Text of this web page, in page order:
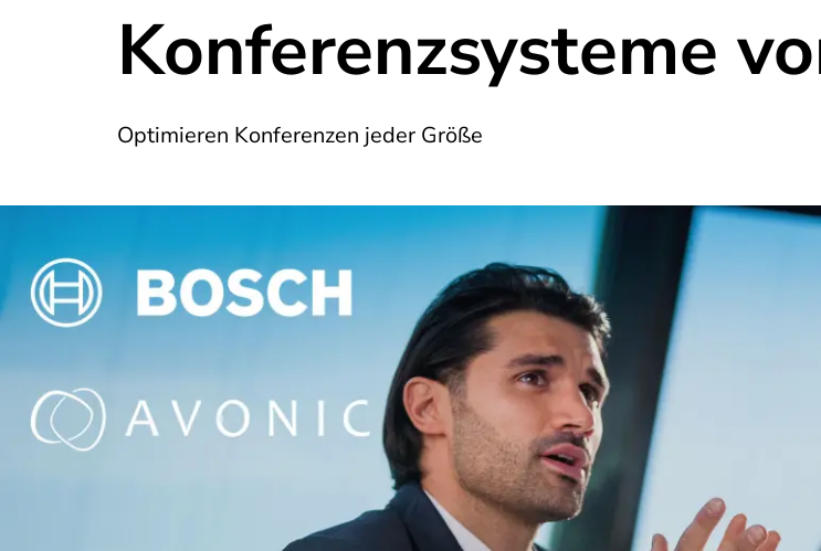
Konferenzsysteme
Optimieren Konferenzen jeder Größe